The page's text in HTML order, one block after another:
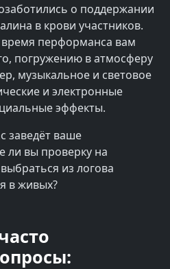
о поддержании
в крови участников.
перформанса вам
погружению в атмосферу
музыкальное и световое
и электронные
эффекты.
заведёт ваше
ли вы проверку на
из логова
в живых?